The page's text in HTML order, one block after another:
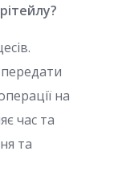
на
час та
та